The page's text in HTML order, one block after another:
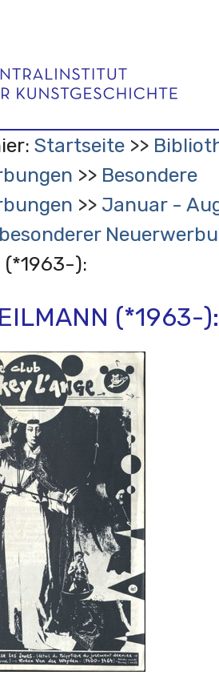
Startseite
Besondere
Januar -
(*1963-):
(*1963-):